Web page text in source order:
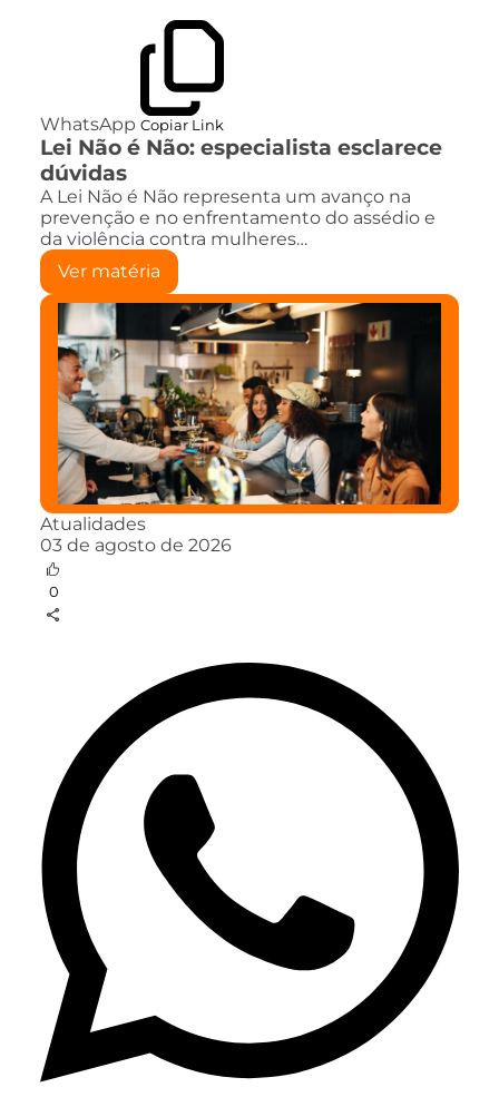
WhatsApp Copiar Link
Lei Não é Não: especialista esclarece
dúvidas
A Lei Não é Não representa um avanço na
prevenção e no enfrentamento do assédio e
da violência contra mulheres…
Ver matéria
Atualidades
03 de agosto de 2026
0